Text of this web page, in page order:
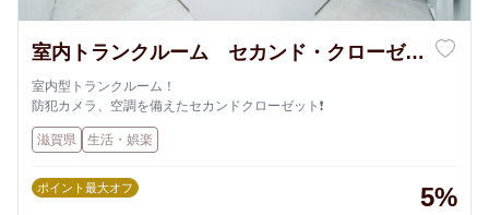
室内トランクルーム セカンド・クローゼッ
ト
室内型トランクルーム！
防犯カメラ、空調を備えたセカンドクローゼット❗️
滋賀県 生活・娯楽
ポイント最大オフ 5%